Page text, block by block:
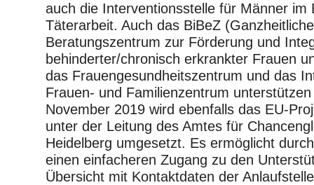
auch die Interventionsstelle für Männer im
Täterarbeit. Auch das BiBeZ
Beratungszentrum zur Förderung und
behinderter/chronisch erkrankter Frauen
das Frauengesundheitszentrum und das
Frauen- und Familienzentrum
November 2019 wird ebenfalls das EU-
unter der Leitung des Amtes für
Heidelberg umgesetzt. Es ermöglicht
einen einfacheren Zugang zu den
Übersicht mit Kontaktdaten der